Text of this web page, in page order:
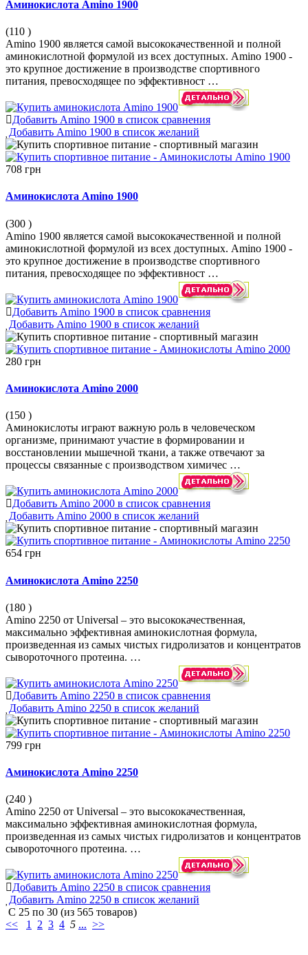
Аминокислота Amino 1900
(110 )
Amino 1900 является самой высококачественной и полной
аминокислотной формулой из всех доступных. Amino 1900 -
это крупное достижение в производстве спортивного
питания, превосходящее по эффективност …
Добавить Amino 1900 в список сравнения
Добавить Amino 1900 в список желаний
708 грн
Аминокислота Amino 1900
(300 )
Amino 1900 является самой высококачественной и полной
аминокислотной формулой из всех доступных. Amino 1900 -
это крупное достижение в производстве спортивного
питания, превосходящее по эффективност …
Добавить Amino 1900 в список сравнения
Добавить Amino 1900 в список желаний
280 грн
Аминокислота Amino 2000
(150 )
Аминокислоты играют важную роль в человеческом
организме, принимают участие в формировании и
восстановлении мышечной ткани, а также отвечают за
процессы связанные с производством химичес …
Добавить Amino 2000 в список сравнения
Добавить Amino 2000 в список желаний
654 грн
Аминокислота Amino 2250
(180 )
Amino 2250 от Universal – это высококачественная,
максимально эффективная аминокислотная формула,
произведенная из самых чистых гидролизатов и концентратов
сывороточного протеина. …
Добавить Amino 2250 в список сравнения
Добавить Amino 2250 в список желаний
799 грн
Аминокислота Amino 2250
(240 )
Amino 2250 от Universal – это высококачественная,
максимально эффективная аминокислотная формула,
произведенная из самых чистых гидролизатов и концентратов
сывороточного протеина. …
Добавить Amino 2250 в список сравнения
Добавить Amino 2250 в список желаний
С 25 по 30 (из 565 товаров)
<<
1 2 3 4 5 ... >>